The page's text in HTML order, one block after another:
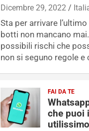
Dicembre 29, 2022
Sta per arrivare
botti non mancano
possibili rischi che
non si seguno regole
FAI DA TE
che puoi
utilissimo